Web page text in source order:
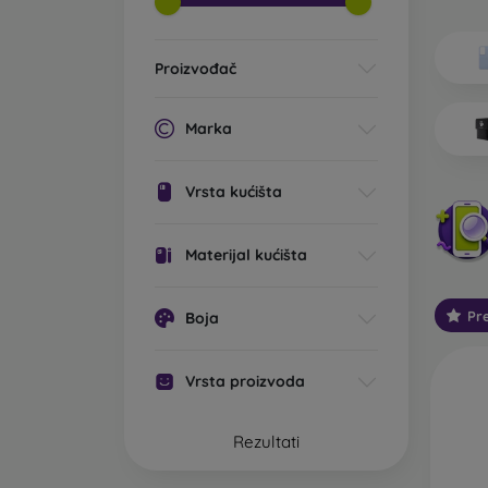
Proizvođač
Marka
Vrsta kućišta
Materijal kućišta
Boja
Vrsta proizvoda
Rezultati
Koje